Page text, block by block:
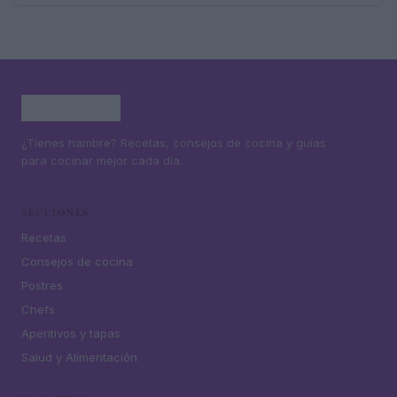
¿Tienes hambre? Recetas, consejos de cocina y guías
para cocinar mejor cada día.
Recetas
Consejos de cocina
Postres
Chefs
Aperitivos y tapas
Salud y Alimentación